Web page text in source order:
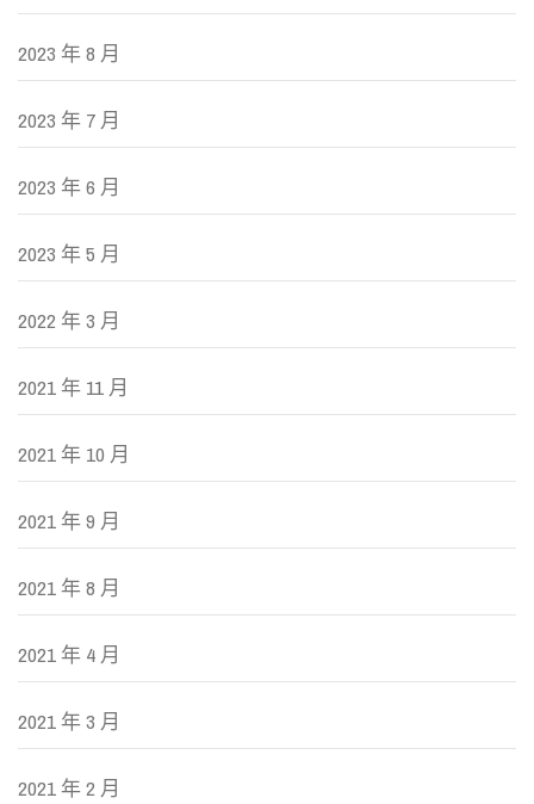
2023 年 8 月
2023 年 7 月
2023 年 6 月
2023 年 5 月
2022 年 3 月
2021 年 11 月
2021 年 10 月
2021 年 9 月
2021 年 8 月
2021 年 4 月
2021 年 3 月
2021 年 2 月